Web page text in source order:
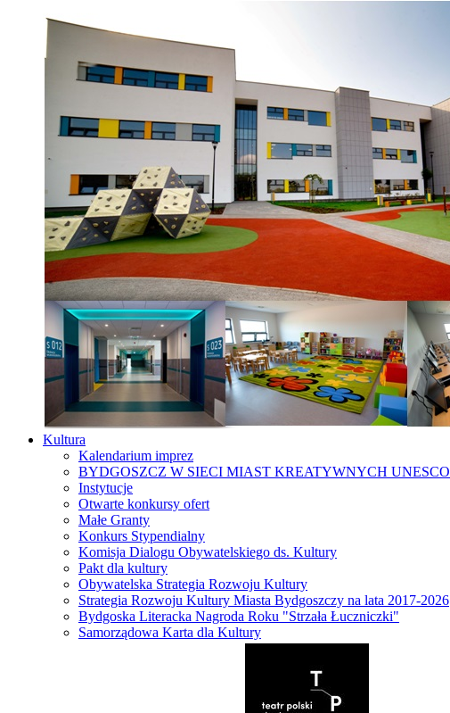
Kultura
Kalendarium imprez
BYDGOSZCZ W SIECI MIAST KREATYWNYCH UNESCO
Instytucje
Otwarte konkursy ofert
Małe Granty
Konkurs Stypendialny
Komisja Dialogu Obywatelskiego ds. Kultury
Pakt dla kultury
Obywatelska Strategia Rozwoju Kultury
Strategia Rozwoju Kultury Miasta Bydgoszczy na lata 2017-2026
Bydgoska Literacka Nagroda Roku "Strzała Łuczniczki"
Samorządowa Karta dla Kultury